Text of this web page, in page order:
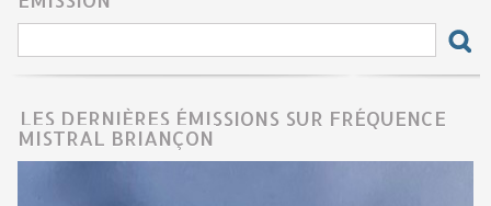
LES DERNIÈRES ÉMISSIONS SUR FRÉQUENCE
MISTRAL BRIANÇON